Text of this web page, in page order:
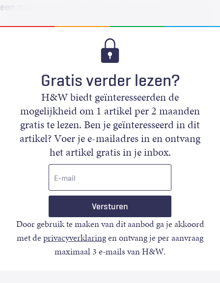
een middel weer mag worden gestaakt.
Gratis verder lezen?
H&W biedt geïnteresseerden de
mogelijkheid om 1 artikel per 2 maanden
gratis te lezen. Ben je geïnteresseerd in dit
artikel? Voer je e-mailadres in en ontvang
het artikel gratis in je inbox.
Door gebruik te maken van dit aanbod ga je akkoord
met deprivacyverklaringen ontvang je per aanvraag
maximaal 3 e-mails van H&W.